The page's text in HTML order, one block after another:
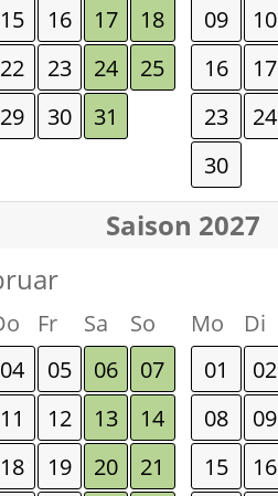
15 16 17
18
22 23 24
25
29 30 31
09
10
16
17
23
24
30
Saison 2027
Fr Sa
So
04 05 06
07
11 12 13
14
18 19 20 21
Mo Di
01
02
08
09
15
16